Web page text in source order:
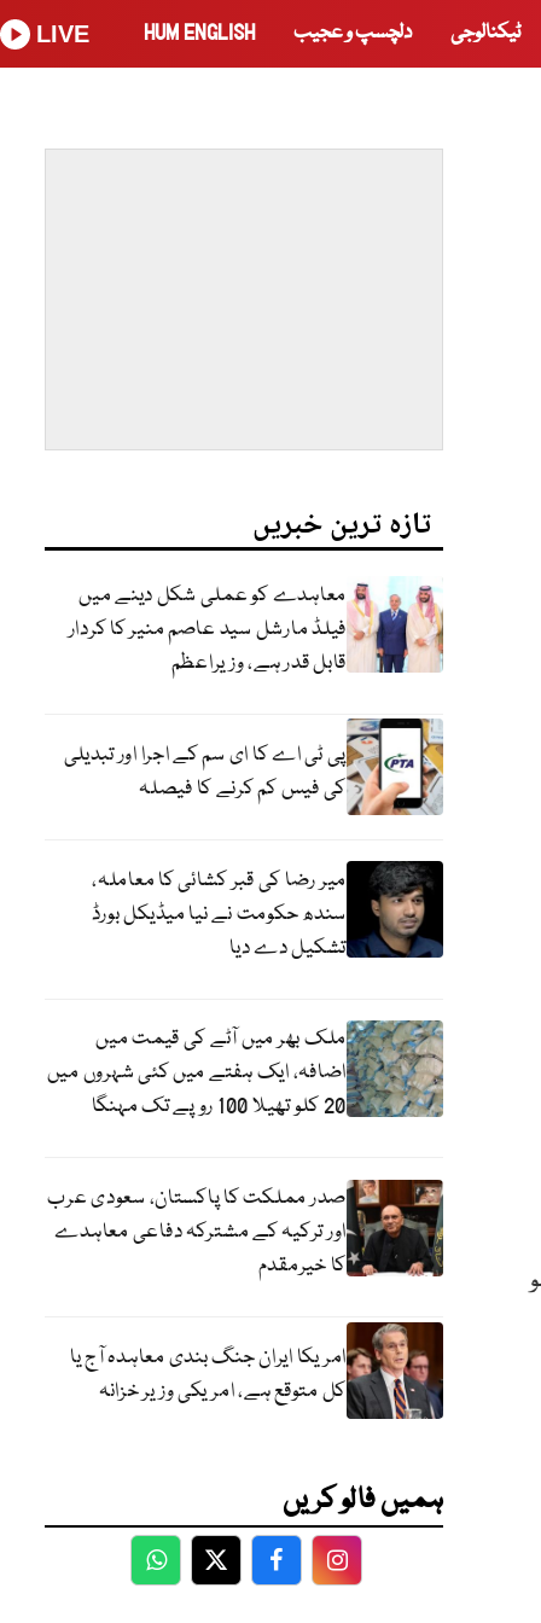
ٹیکنالوجی دلچسپ و عجیب HUM ENGLISH
LIVE
ہو
تازہ ترین خبریں
معاہدے کو عملی شکل دینے میں
فیلڈ مارشل سید عاصم منیر کا کردار
قابل قدر ہے، وزیراعظم
پی ٹی اے کا ای سم کے اجرا اور تبدیلی
کی فیس کم کرنے کا فیصلہ
میر رضا کی قبر کشائی کا معاملہ،
سندھ حکومت نے نیا میڈیکل بورڈ
تشکیل دے دیا
ملک بھر میں آٹے کی قیمت میں
اضافہ، ایک ہفتے میں کئی شہروں میں
20 کلو تھیلا 100 روپے تک مہنگا
صدر مملکت کا پاکستان، سعودی عرب
اور ترکیہ کے مشترکہ دفاعی معاہدے
کا خیرمقدم
امریکا ایران جنگ بندی معاہدہ آج یا
کل متوقع ہے، امریکی وزیر خزانہ
ہمیں فالو کریں
WhatsApp
TwitterFacebookFacebook